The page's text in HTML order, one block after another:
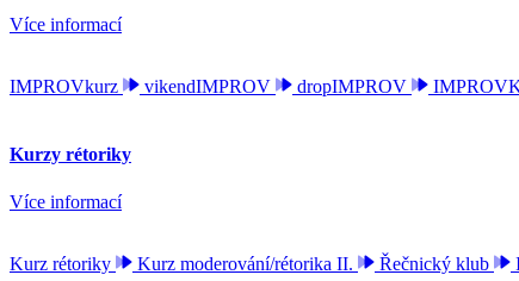
Více informací
IMPROVkurz vikendIMPROV dropIMPROV
Kurzy rétoriky
Více informací
Kurz rétoriky Kurz moderování/rétorika II. Řečnický klub